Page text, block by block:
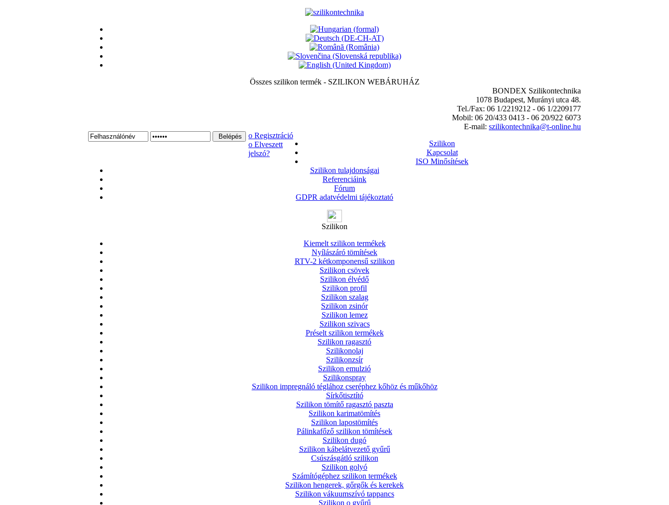
Összes szilikon termék - SZILIKON WEBÁRUHÁZ
BONDEX Szilikontechnika
1078 Budapest, Murányi utca 48.
Tel./Fax: 06 1/2219212 - 06 1/2209177
Mobil: 06 20/433 0413 - 06 20/922 6073
E-mail: szilikontechnika@t-online.hu
ο Regisztráció
ο Elveszett
jelszó?
Szilikon
Kapcsolat
ISO Minősítések
Szilikon tulajdonságai
Referenciáink
Fórum
GDPR adatvédelmi tájékoztató
Szilikon
Kiemelt szilikon termékek
Nyílászáró tömítések
RTV-2 kétkomponensű szilikon
Szilikon csövek
Szilikon élvédő
Szilikon profil
Szilikon szalag
Szilikon zsinór
Szilikon lemez
Szilikon szivacs
Préselt szilikon termékek
Szilikon ragasztó
Szilikonolaj
Szilikonzsír
Szilikon emulzió
Szilikonspray
Szilikon impregnáló téglához cseréphez kőhöz és műkőhöz
Sírkőtisztító
Szilikon tömítő ragasztó paszta
Szilikon karimatömítés
Szilikon lapostömítés
Pálinkafőző szilikon tömítések
Szilikon dugó
Szilikon kábelátvezető gyűrű
Csúszásgátló szilikon
Szilikon golyó
Számítógéphez szilikon termékek
Szilikon hengerek, gőrgők és kerekek
Szilikon vákuumszívó tappancs
Szilikon o gyűrű